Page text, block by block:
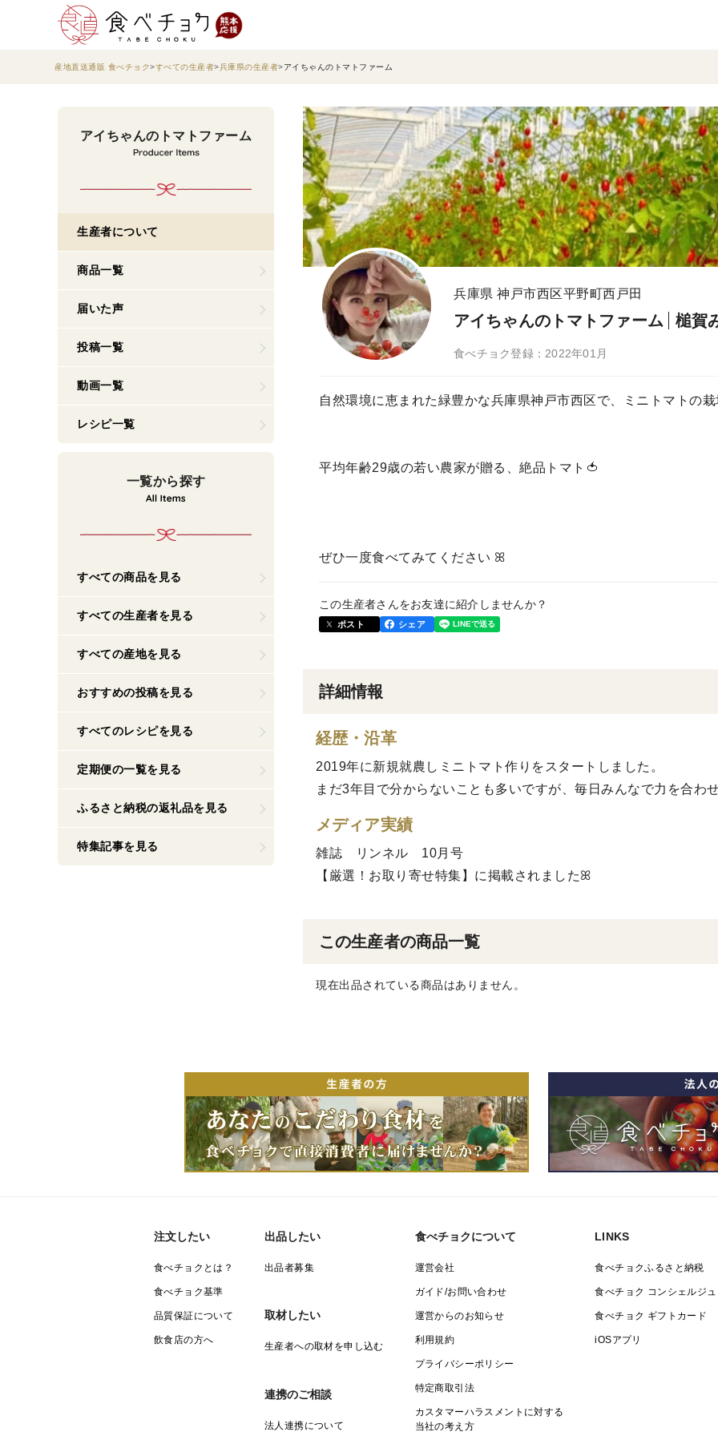
産地直送通販 食べチョク すべての生産者 兵庫県の生産者 アイちゃんのトマトファーム
兵庫県 神戸市西区平野町西戸田
アイちゃんのトマトファーム 槌賀
食べチョク登録：2022年01月
自然環境に恵まれた緑豊かな兵庫県神戸市西区で、ミニトマトの栽
平均年齢29歳の若い農家が贈る、絶品トマト🍅
ぜひ一度食べてみてください ꕤ
この生産者さんをお友達に紹介しませんか？
ポスト シェア
詳細情報
経歴・沿革
2019年に新規就農しミニトマト作りをスタートしました。
まだ3年目で分からないことも多いですが、毎日みんなで力を合わ
メディア実績
雑誌 リンネル 10月号
【厳選！お取り寄せ特集】に掲載されましたꕤ
この生産者の商品一覧
現在出品されている商品はありません。
アイちゃんのトマトファーム
生産者について
商品一覧
届いた声
投稿一覧
動画一覧
レシピ一覧
一覧から探す
すべての商品を見る
すべての生産者を見る
すべての産地を見る
おすすめの投稿を見る
すべてのレシピを見る
定期便の一覧を見る
ふるさと納税の返礼品を見る
特集記事を見る
注文したい
食べチョクとは？
食べチョク基準
品質保証について
飲食店の方へ
出品したい
出品者募集
取材したい
生産者への取材を申し込む
連携のご相談
法人連携について
食べチョクについて
運営会社
ガイド/お問い合わせ
運営からのお知らせ
利用規約
プライバシーポリシー
特定商取引法
カスタマーハラスメントに対する
当社の考え方
LINKS
食べチョクふるさと納税
食べチョク コンシェルジュ
食べチョク ギフトカード
iOSアプリ